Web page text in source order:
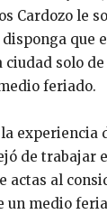
Cardozo le
que
solo de
feriado.
experiencia
de trabajar
actas al
un medio